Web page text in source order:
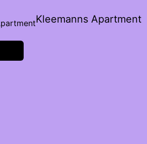
Kleemanns Apartment